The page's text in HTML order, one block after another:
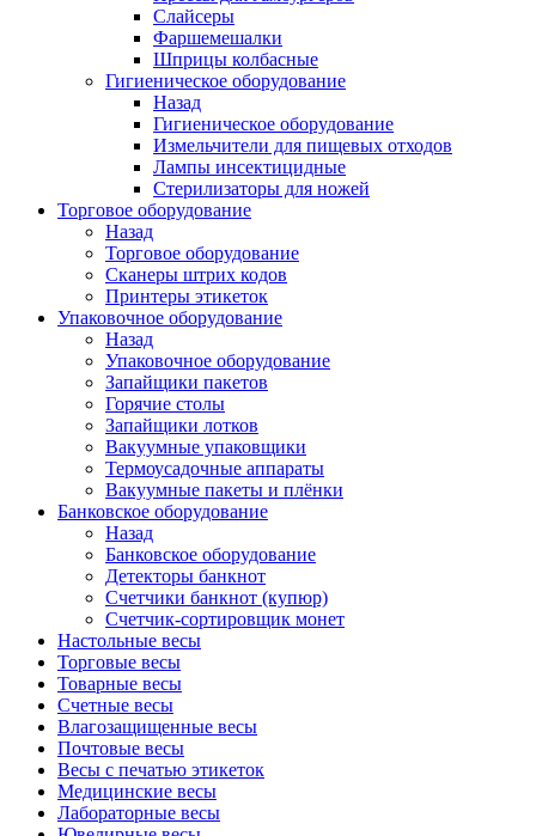
Слайсеры
Фаршемешалки
Шприцы колбасные
Гигиеническое оборудование
Назад
Гигиеническое оборудование
Измельчители для пищевых отходов
Лампы инсектицидные
Стерилизаторы для ножей
Торговое оборудование
Назад
Торговое оборудование
Сканеры штрих кодов
Принтеры этикеток
Упаковочное оборудование
Назад
Упаковочное оборудование
Запайщики пакетов
Горячие столы
Запайщики лотков
Вакуумные упаковщики
Термоусадочные аппараты
Вакуумные пакеты и плёнки
Банковское оборудование
Назад
Банковское оборудование
Детекторы банкнот
Cчетчики банкнот (купюр)
Счетчик-сортировщик монет
Настольные весы
Торговые весы
Товарные весы
Счетные весы
Влагозащищенные весы
Почтовые весы
Весы с печатью этикеток
Медицинские весы
Лабораторные весы